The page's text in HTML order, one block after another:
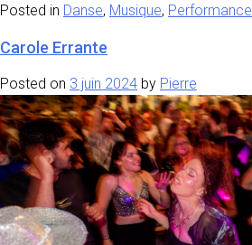
Posted in Danse, Musique, Performance
Carole Errante
Posted on 3 juin 2024 by Pierre